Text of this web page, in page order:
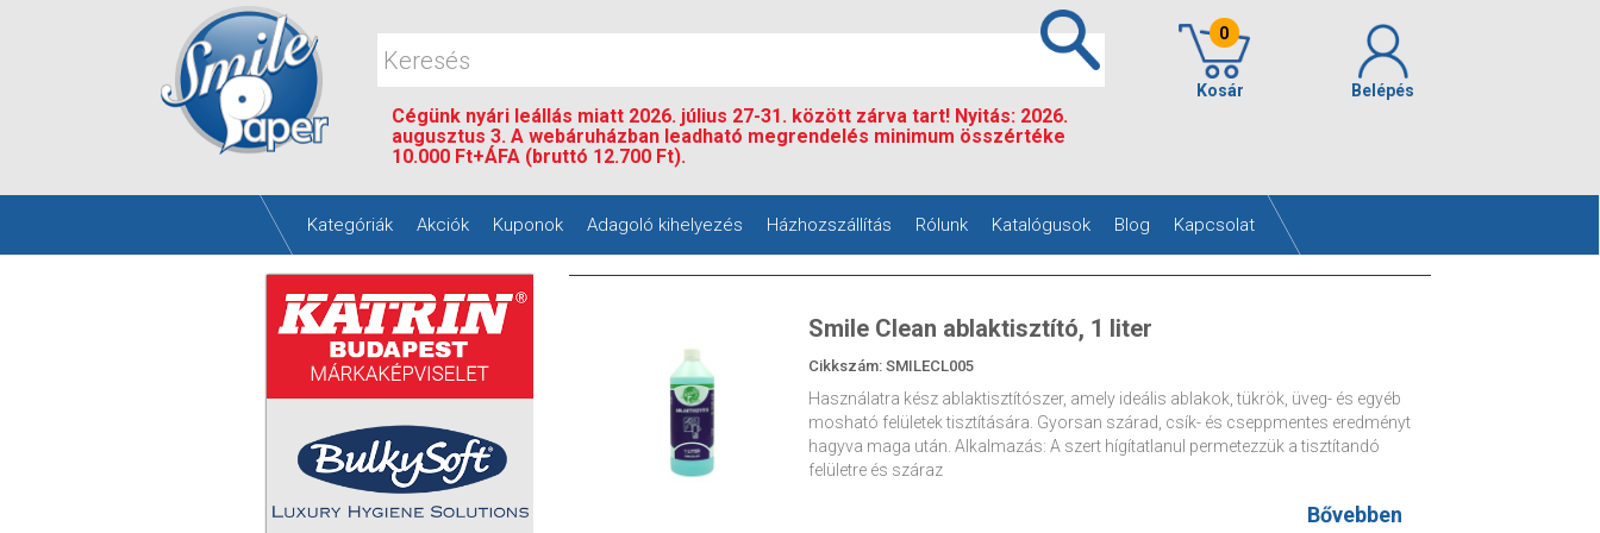
Cégünk nyári leállás miatt 2026. július 27-31. között zárva tart! Nyitás: 2026.
augusztus 3. A webáruházban leadható megrendelés minimum összértéke
10.000 Ft+ÁFA (bruttó 12.700 Ft).
0
Kosár Belépés
Kategóriák Akciók Kuponok Adagoló kihelyezés Házhozszállítás Rólunk Katalógusok Blog Kapcsolat
Smile Clean ablaktisztító, 1 liter
Cikkszám: SMILECL005
Használatra kész ablaktisztítószer, amely ideális ablakok, tükrök, üveg- és egyéb
mosható felületek tisztítására. Gyorsan szárad, csík- és cseppmentes eredményt
hagyva maga után. Alkalmazás: A szert hígítatlanul permetezzük a tisztítandó
felületre és száraz
Bővebben